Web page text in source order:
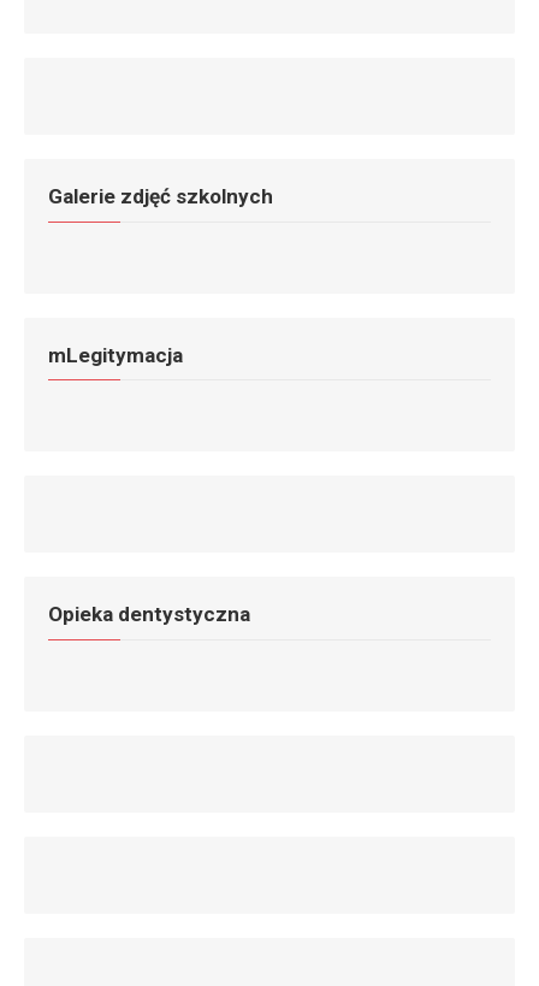
Galerie zdjęć szkolnych
mLegitymacja
Opieka dentystyczna